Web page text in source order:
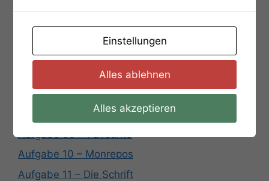
Aufgabe 03 – Zahlen
Aufgabe 05 – PikKreuzHerzKaro
Aufgabe 06 – Solitude
Aufgabe 07 – Binär und schwer
Aufgabe 08 – Der alte Friedhof
Aufgabe 10 – Monrepos
Aufgabe 11 – Die Schrift
Einstellungen
Alles ablehnen
Alles akzeptieren